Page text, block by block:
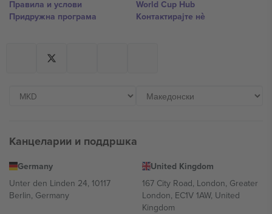
Правила и услови
Придружна програма
World Cup Hub
Контактирајте нѐ
Канцеларии и поддршка
Germany
Unter den Linden 24, 10117
Berlin, Germany
United Kingdom
167 City Road, London, Greater
London, EC1V 1AW, United
Kingdom